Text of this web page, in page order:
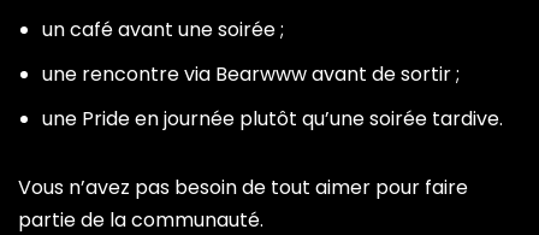
un café avant une soirée ;
une rencontre via Bearwww avant de sortir ;
une Pride en journée plutôt qu’une soirée tardive.
Vous n’avez pas besoin de tout aimer pour faire
partie de la communauté.